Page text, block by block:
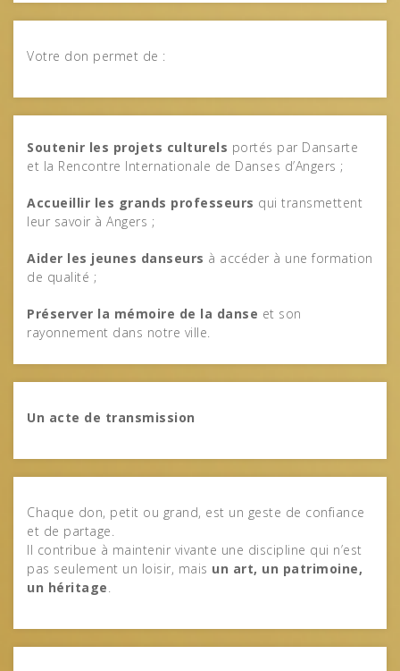
Votre don permet de :
Soutenir les projets culturels portés par Dansarte
et la Rencontre Internationale de Danses d’Angers ;
Accueillir les grands professeurs qui transmettent
leur savoir à Angers ;
Aider les jeunes danseurs à accéder à une formation
de qualité ;
Préserver la mémoire de la danse et son
rayonnement dans notre ville.
Un acte de transmission
Chaque don, petit ou grand, est un geste de confiance
et de partage.
Il contribue à maintenir vivante une discipline qui n’est
pas seulement un loisir, mais un art, un patrimoine,
un héritage.